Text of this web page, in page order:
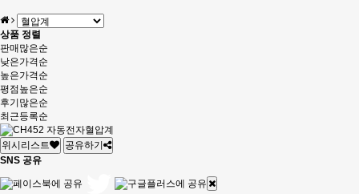
상품 정렬
판매많은순
낮은가격순
높은가격순
평점높은순
후기많은순
최근등록순
위시리스트
공유하기
SNS 공유